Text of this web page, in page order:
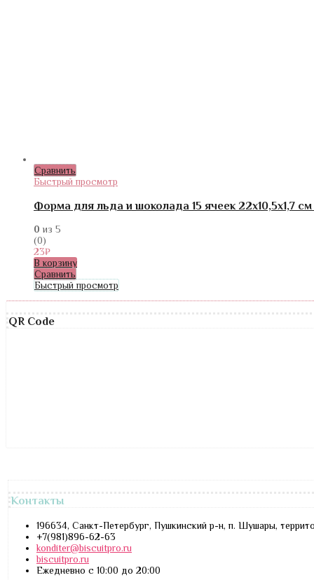
Сравнить
Быстрый просмотр
Форма для льда и шоколада 15 ячеек 22х10,5х1,7
0 из 5
(0)
23₽
В корзину
Сравнить
Быстрый просмотр
QR Code
Контакты
196634, Санкт-Петербург, Пушкинский р-н, п. Шушары,
+7(981)896-62-63
konditer@biscuitpro.ru
biscuitpro.ru
Ежедневно с 10:00 до 20:00